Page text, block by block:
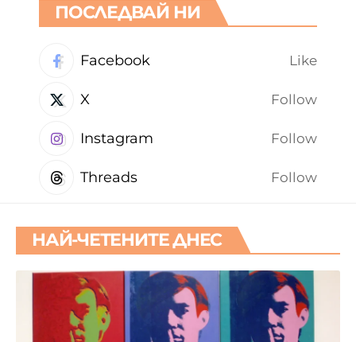
ПОСЛЕДВАЙ НИ
Facebook Like
X Follow
Instagram Follow
Threads Follow
НАЙ-ЧЕТЕНИТЕ ДНЕС